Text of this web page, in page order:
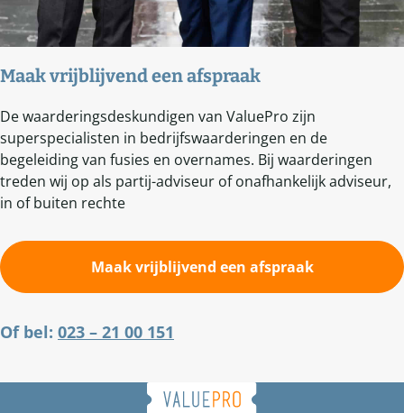
Maak vrijblijvend een afspraak
De waarderingsdeskundigen van ValuePro zijn
superspecialisten in bedrijfswaarderingen en de
begeleiding van fusies en overnames. Bij waarderingen
treden wij op als partij-adviseur of onafhankelijk adviseur,
in of buiten rechte
Maak vrijblijvend een afspraak
Of bel: 023 – 21 00 151